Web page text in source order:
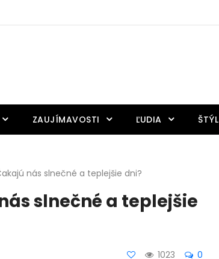
ZAUJÍMAVOSTI ĽUDIA ŠTÝL
nás slnečné a teplejšie dni?
slnečné a teplejšie
1023 0